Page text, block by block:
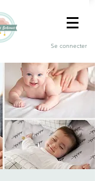
Se connecter